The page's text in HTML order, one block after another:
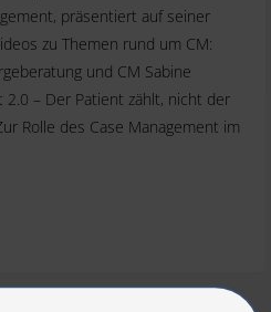
präsentiert auf seiner
zu Themen rund um CM:
und CM Sabine
2.0 – Der Patient zählt, nicht der
Rolle des Case Management im